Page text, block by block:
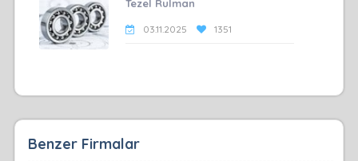
Tezel Rulman
03.11.2025 1351
Benzer Firmalar